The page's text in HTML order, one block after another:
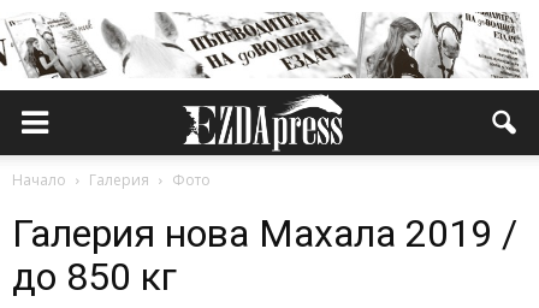
Начало Галерия Фото
Галерия нова Махала 2019 /
до 850 кг